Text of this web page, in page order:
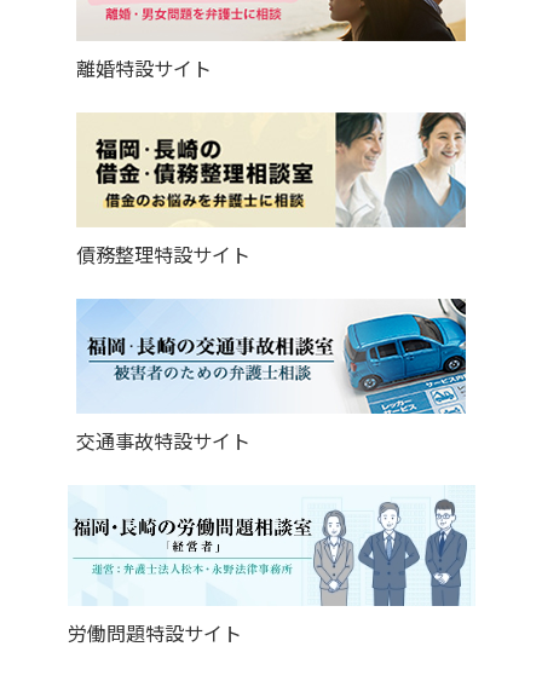
離婚特設サイト
債務整理特設サイト
交通事故特設サイト
労働問題特設サイト